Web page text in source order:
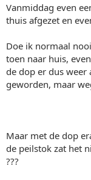
Vanmiddag even
thuis afgezet en
Doe ik normaal
toen naar huis,
de dop er dus
geworden, maar
Maar met de dop
de peilstok zat het
???